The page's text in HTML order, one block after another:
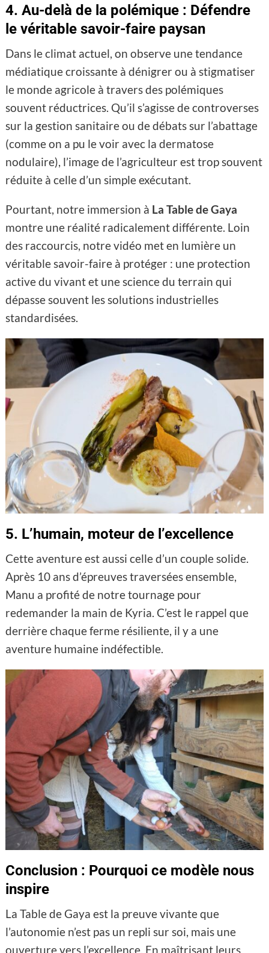
4. Au-delà de la polémique : Défendre
le véritable savoir-faire paysan
Dans le climat actuel, on observe une tendance
médiatique croissante à dénigrer ou à stigmatiser
le monde agricole à travers des polémiques
souvent réductrices. Qu’il s’agisse de controverses
sur la gestion sanitaire ou de débats sur l’abattage
(comme on a pu le voir avec la dermatose
nodulaire), l’image de l’agriculteur est trop souvent
réduite à celle d’un simple exécutant.
Pourtant, notre immersion à La Table de Gaya
montre une réalité radicalement différente. Loin
des raccourcis, notre vidéo met en lumière un
véritable savoir-faire à protéger : une protection
active du vivant et une science du terrain qui
dépasse souvent les solutions industrielles
standardisées.
5. L’humain, moteur de l’excellence
Cette aventure est aussi celle d’un couple solide.
Après 10 ans d’épreuves traversées ensemble,
Manu a profité de notre tournage pour
redemander la main de Kyria. C’est le rappel que
derrière chaque ferme résiliente, il y a une
aventure humaine indéfectible.
Conclusion : Pourquoi ce modèle nous
inspire
La Table de Gaya est la preuve vivante que
l’autonomie n’est pas un repli sur soi, mais une
ouverture vers l’excellence. En maîtrisant leurs